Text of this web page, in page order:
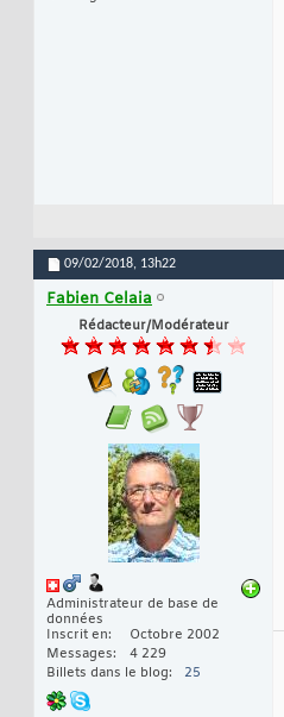
09/02/2018, 13h22
Fabien Celaia
Rédacteur/Modérateur
Administrateur de base de
données
Inscrit en
Octobre 2002
Messages
4 229
Billets dans le blog
25